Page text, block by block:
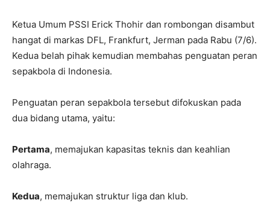
Ketua Umum PSSI Erick Thohir dan rombongan disambut
hangat di markas DFL, Frankfurt, Jerman pada Rabu (7/6).
Kedua belah pihak kemudian membahas penguatan peran
sepakbola di Indonesia.
Penguatan peran sepakbola tersebut difokuskan pada
dua bidang utama, yaitu:
Pertama, memajukan kapasitas teknis dan keahlian
olahraga.
Kedua, memajukan struktur liga dan klub.